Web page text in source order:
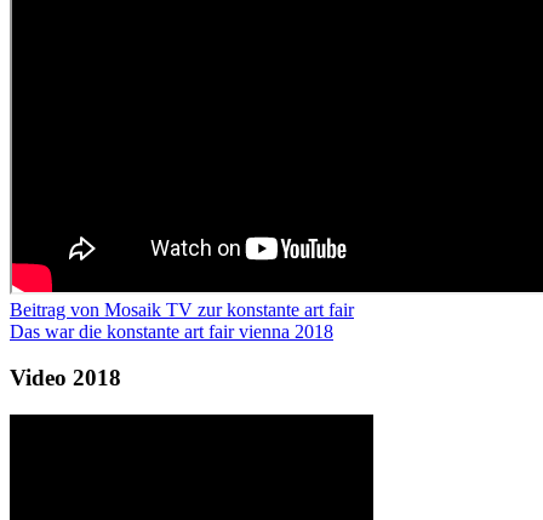
Beitrag von Mosaik TV zur konstante art fair
Das war die konstante art fair vienna 2018
Video 2018